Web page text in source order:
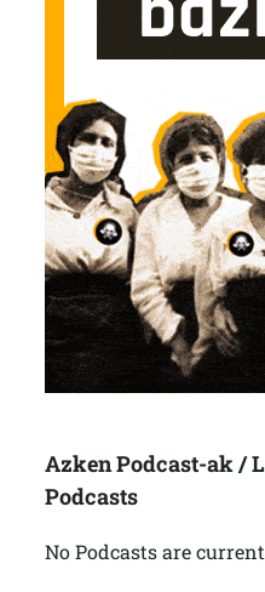
Azken Podcast-ak /
Podcasts
No Podcasts are